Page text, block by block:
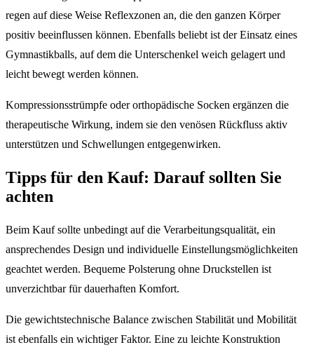
regen auf diese Weise Reflexzonen an, die den ganzen Körper
positiv beeinflussen können. Ebenfalls beliebt ist der Einsatz eines
Gymnastikballs, auf dem die Unterschenkel weich gelagert und
leicht bewegt werden können.
Kompressionsstrümpfe oder orthopädische Socken ergänzen die
therapeutische Wirkung, indem sie den venösen Rückfluss aktiv
unterstützen und Schwellungen entgegenwirken.
Tipps für den Kauf: Darauf sollten Sie
achten
Beim Kauf sollte unbedingt auf die Verarbeitungsqualität, ein
ansprechendes Design und individuelle Einstellungsmöglichkeiten
geachtet werden. Bequeme Polsterung ohne Druckstellen ist
unverzichtbar für dauerhaften Komfort.
Die gewichtstechnische Balance zwischen Stabilität und Mobilität
ist ebenfalls ein wichtiger Faktor. Eine zu leichte Konstruktion